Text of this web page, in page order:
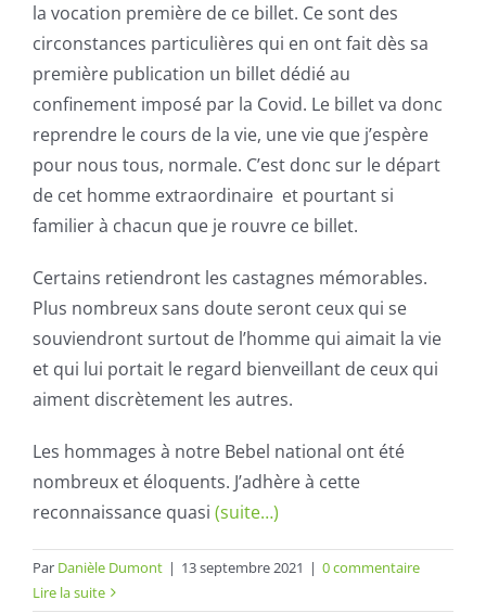
la vocation première de ce billet. Ce sont des
circonstances particulières qui en ont fait dès sa
première publication un billet dédié au
confinement imposé par la Covid. Le billet va donc
reprendre le cours de la vie, une vie que j’espère
pour nous tous, normale. C’est donc sur le départ
de cet homme extraordinaire et pourtant si
familier à chacun que je rouvre ce billet.
Certains retiendront les castagnes mémorables.
Plus nombreux sans doute seront ceux qui se
souviendront surtout de l’homme qui aimait la vie
et qui lui portait le regard bienveillant de ceux qui
aiment discrètement les autres.
Les hommages à notre Bebel national ont été
nombreux et éloquents. J’adhère à cette
reconnaissance quasi (suite…)
Par Danièle Dumont | 13 septembre 2021 | 0 commentaire
Lire la suite